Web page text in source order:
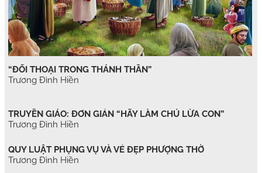
“ĐỐI THOẠI TRONG THÁNH THẦN”
Trương Đình Hiền
TRUYỀN GIÁO: ĐƠN GIẢN “HÃY LÀM CHÚ LỪA CON”
Trương Đình Hiền
QUY LUẬT PHỤNG VỤ VÀ VẺ ĐẸP PHƯỢNG THỜ
Trương Đình Hiền